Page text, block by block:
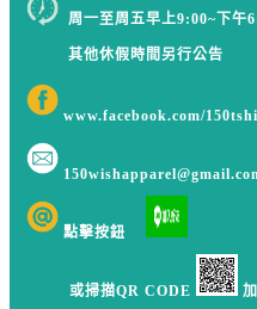
周一至周五早上9:00~下午
其他休假時間另行公告
www.facebook.com/
點擊按鈕
或掃描QR CODE